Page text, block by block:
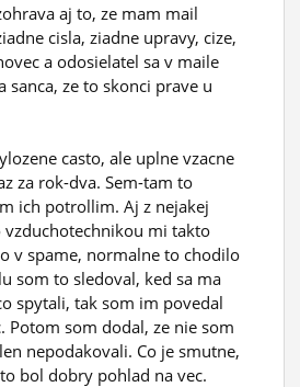
aj to, ze mam mail
cisla, ziadne upravy, cize,
a odosielatel sa v maile
sanca, ze to skonci prave u
casto, ale uplne vzacne
za rok-dva. Sem-tam to
ich potrollim. Aj z nejakej
vzduchotechnikou mi takto
v spame, normalne to chodilo
som to sledoval, ked sa ma
spytali, tak som im povedal
Potom som dodal, ze nie som
nepodakovali. Co je smutne,
bol dobry pohlad na vec.